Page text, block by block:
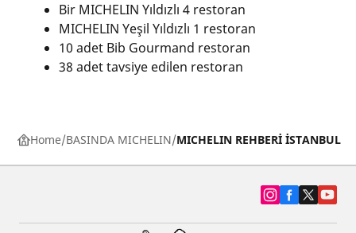
Bir MICHELIN Yıldızlı 4 restoran
MICHELIN Yeşil Yıldızlı 1 restoran
10 adet Bib Gourmand restoran
38 adet tavsiye edilen restoran
Home BASINDA MICHELIN MICHELIN REHBERİ